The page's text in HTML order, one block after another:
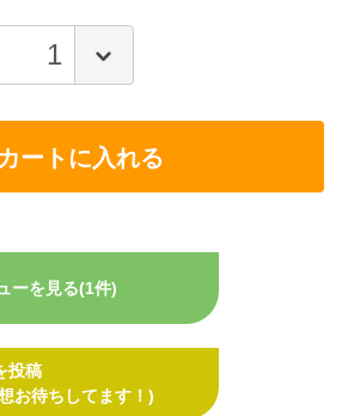
カートに入れる
ーを見る(1件)
投稿
お待ちしてます！)